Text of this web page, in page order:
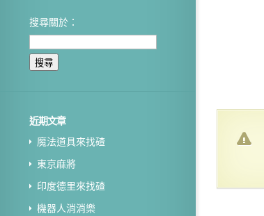
搜尋關於：
近期文章
魔法道具來找碴
東京麻將
印度德里來找碴
機器人消消樂